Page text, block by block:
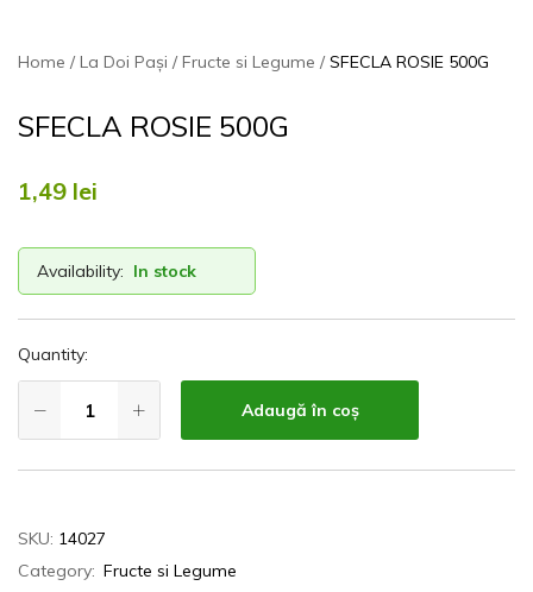
Home La Doi Pași Fructe si Legume SFECLA ROSIE 500G
SFECLA ROSIE 500G
1,49 lei
Availability: In stock
Quantity:
Adaugă în coș
SKU: 14027
Category: Fructe si Legume